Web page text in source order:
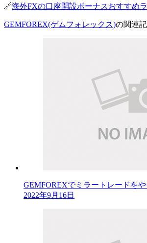
🔗海外FXの口座開設ボーナスおすすめ
GEMFOREX(ゲムフォレックス)の関連
GEMFOREXでミラートレードを
2022年9月16日